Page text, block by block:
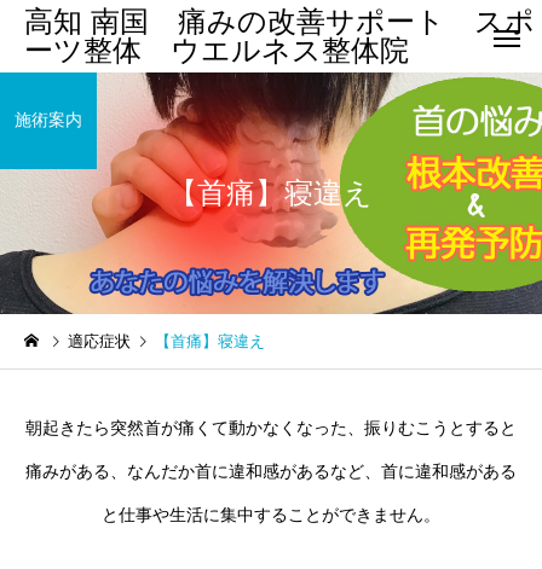
高知 南国 痛みの改善サポート スポ
ーツ整体 ウエルネス整体院
腰 痛 四十肩・
膝痛・変形性膝関節症
節症
アスリート教室
まほろばクラブ南国 アス
ウエルネス整体院
ウエルネス整体院の新
して
【首痛】寝違え
施術案内
適応症状 【首痛】寝違え
朝起きたら突然首が痛くて動かなくなった、振りむこうとすると
痛みがある、なんだか首に違和感があるなど、首に違和感がある
と仕事や生活に集中することができません。